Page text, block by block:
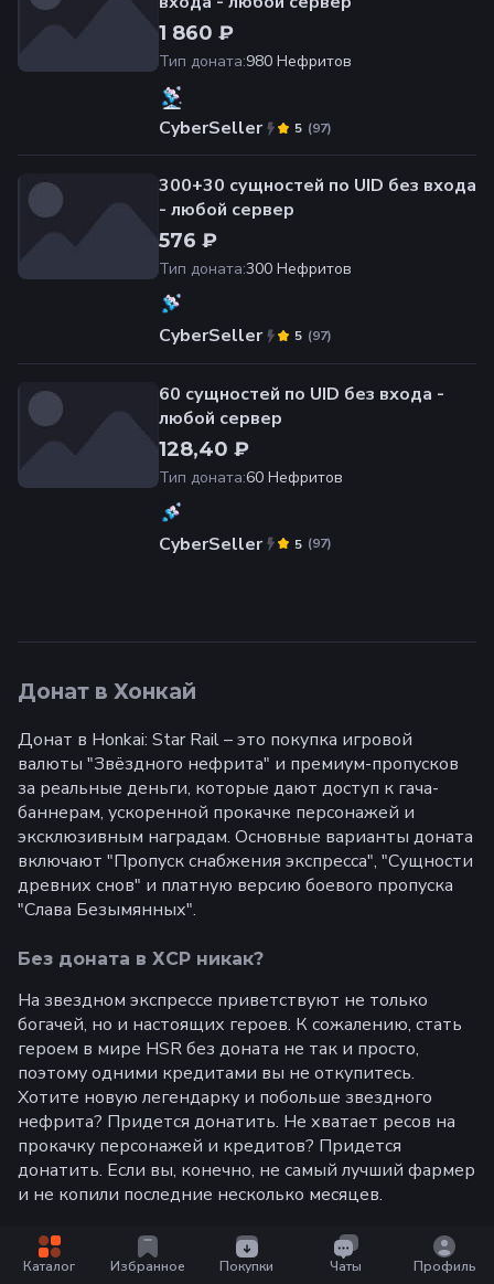
Каталог Избранное Покупки Чаты Профиль
1 860 ₽
Тип доната:980 Нефритов
CyberSeller (97)
5
300+30 сущностей по UID без входа
- любой сервер
576 ₽
Тип доната:300 Нефритов
CyberSeller (97)
5
60 сущностей по UID без входа -
любой сервер
128,40 ₽
Тип доната:60 Нефритов
CyberSeller (97)
5
Донат в Хонкай
Донат в Honkai: Star Rail – это покупка игровой
валюты "Звёздного нефрита" и премиум-пропусков
за реальные деньги, которые дают доступ к гача-
баннерам, ускоренной прокачке персонажей и
эксклюзивным наградам. Основные варианты доната
включают "Пропуск снабжения экспресса", "Сущности
древних снов" и платную версию боевого пропуска
"Слава Безымянных".
Без доната в ХСР никак?
На звездном экспрессе приветствуют не только
богачей, но и настоящих героев. К сожалению, стать
героем в мире HSR без доната не так и просто,
поэтому одними кредитами вы не откупитесь.
Хотите новую легендарку и побольше звездного
нефрита? Придется донатить. Не хватает ресов на
прокачку персонажей и кредитов? Придется
донатить. Если вы, конечно, не самый лучший фармер
и не копили последние несколько месяцев.
Какой донат есть в Honkai